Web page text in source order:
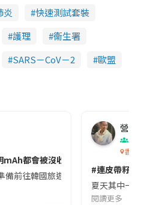
炎
快速測試套裝
護理
衞生署
SARS－CoV－2 歐盟
mAh都會被沒收😱出發前切記檢查
備前往韓國旅遊的民眾，近期要
營養
香港
#連皮帶籽
夏天其中一
閱讀更多